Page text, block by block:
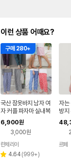
이런 상품 어때요?
구매 280+
국산 잠옷바지 남자 여
자 커플 파자마 실내복
면 엠보 봄 여름 반바지
홈웨어
6,900원
3,000원
페이
란제리아
별 4.64 리
(999+)
자는
방지
르페